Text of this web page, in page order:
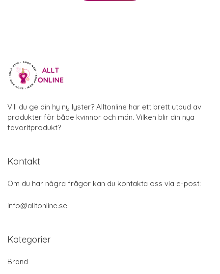
Vill du ge din hy ny lyster? Alltonline har ett brett utbud av
produkter för både kvinnor och män. Vilken blir din nya
favoritprodukt?
Kontakt
Om du har några frågor kan du kontakta oss via e-post:
info@alltonline.se
Kategorier
Brand